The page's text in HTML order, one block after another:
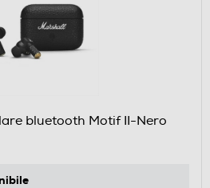
bluetooth Motif II-Nero